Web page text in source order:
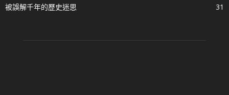
被誤解千年的歷史迷思
31